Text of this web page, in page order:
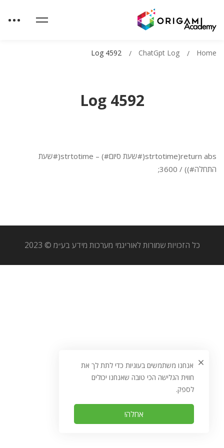
Log 4592
Home
ChatGpt Log
Log 4592
return abs(strtotime(#שעת סיום#) – strtotime(#שעת
התחלה#)) / 3600;
כל הזכויות שמורות לאוריגמי מערכות מידע בע״מ © 2023
אנחנו משתמשים בעוגיות כדי לתת לך את
חווית הגלישה הכי טובה שאנחנו יכולים
לספק.
אחלה!